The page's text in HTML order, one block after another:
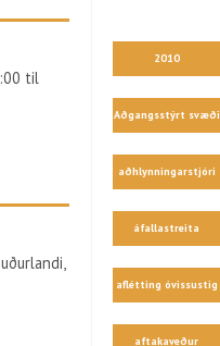
2010
Aðgangsstýrt svæði
aðhlynningarstjóri
áfallastreita
aflétting óvissustig
aftakaveður
til